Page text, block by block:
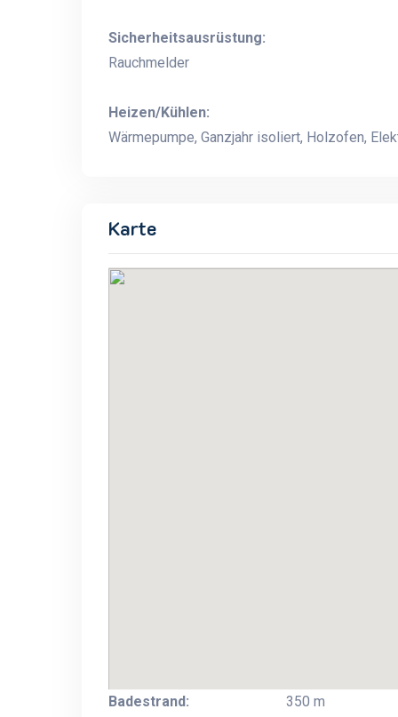
Sicherheitsausrüstung:
Rauchmelder
Heizen/Kühlen:
Wärmepumpe, Ganzjahr isoliert, Holzofen,
Karte
Badestrand:
350 m